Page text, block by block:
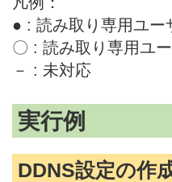
● : 読み取り専用ユー
〇 : 読み取り専用ユ
－ : 未対応
実行例
DDNS設定の作